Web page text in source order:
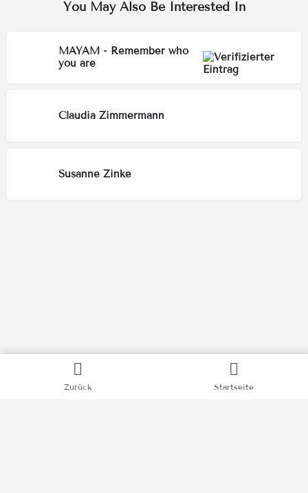
You May Also Be Interested In
MAYAM - Remember who
you are
Claudia Zimmermann
Susanne Zinke
Zurück Startseite